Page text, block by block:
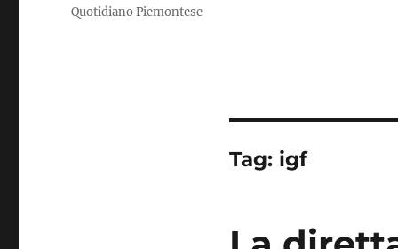
Quotidiano Piemontese
Tag: igf